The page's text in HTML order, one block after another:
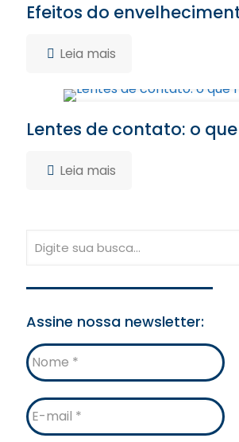
Efeitos do
Leia mais
Lentes de contato: o
Leia mais
Assine nossa newsletter:
Nome
E-
mail